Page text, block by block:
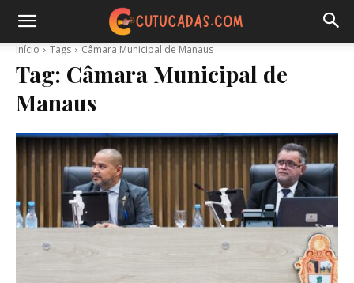
Início Tags Câmara Municipal de Manaus
Tag: Câmara Municipal de
Manaus